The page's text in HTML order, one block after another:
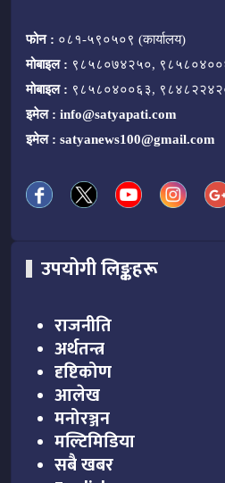
फोन : ०८१-५९०५०९ (कार्यालय)
मोबाइल : ९८५८०७४२५०,
मोबाइल : ९८५८०४००६३,
इमेल : info@satyapati.com
इमेल : satyanews100@gmail.com
उपयोगी लिङ्कहरू
राजनीति
अर्थतन्त्र
दृष्टिकोण
आलेख
मनोरञ्जन
मल्टिमिडिया
सबै खबर